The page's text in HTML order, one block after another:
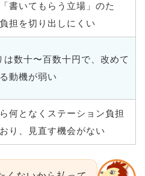
書いてもらう立場」のた
担を切り出しにくい
は数十〜百数十円で、改めて
動機が弱い
何となくステーション負担
り、見直す機会がない